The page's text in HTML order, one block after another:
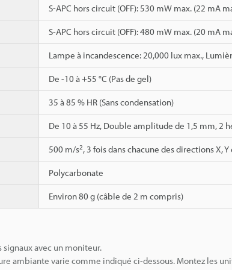
S-APC hors circuit (OFF): 530 mW max. (22 mA
S-APC hors circuit (OFF): 480 mW max. (20 mA
Lampe à incandescence: 20,000 lux max.,
De -10 à +55 °C (Pas de gel)
35 à 85 % HR (Sans condensation)
De 10 à 55 Hz, Double amplitude de 1,5 mm, 2
500 m/s2, 3 fois dans chacune des directions X, Y
Polycarbonate
Environ 80 g (câble de 2 m compris)
signaux avec un moniteur.
ambiante varie comme indiqué ci-dessous. Montez les